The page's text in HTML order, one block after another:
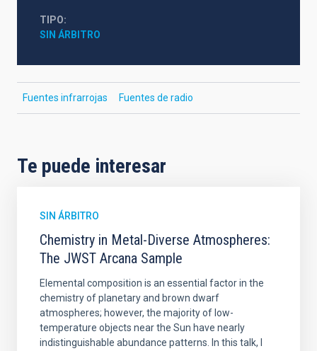
TIPO
SIN ÁRBITRO
Fuentes infrarrojas Fuentes de radio
Te puede interesar
SIN ÁRBITRO
Chemistry in Metal-Diverse Atmospheres:
The JWST Arcana Sample
Elemental composition is an essential factor in the
chemistry of planetary and brown dwarf
atmospheres; however, the majority of low-
temperature objects near the Sun have nearly
indistinguishable abundance patterns. In this talk, I